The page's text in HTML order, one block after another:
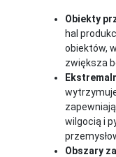
Obiekty
hal
obiektów,
zwiększa
wilgocią i
Obszary